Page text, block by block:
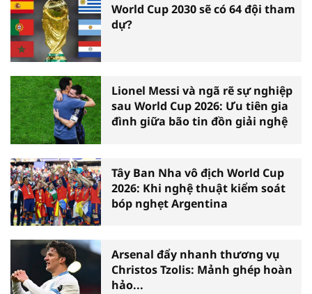
World Cup 2030 sẽ có 64 đội tham
dự?
Lionel Messi và ngã rẽ sự nghiệp
sau World Cup 2026: Ưu tiên gia
đình giữa bão tin đồn giải nghệ
Tây Ban Nha vô địch World Cup
2026: Khi nghệ thuật kiểm soát
bóp nghẹt Argentina
Arsenal đẩy nhanh thương vụ
Christos Tzolis: Mảnh ghép hoàn
hảo...